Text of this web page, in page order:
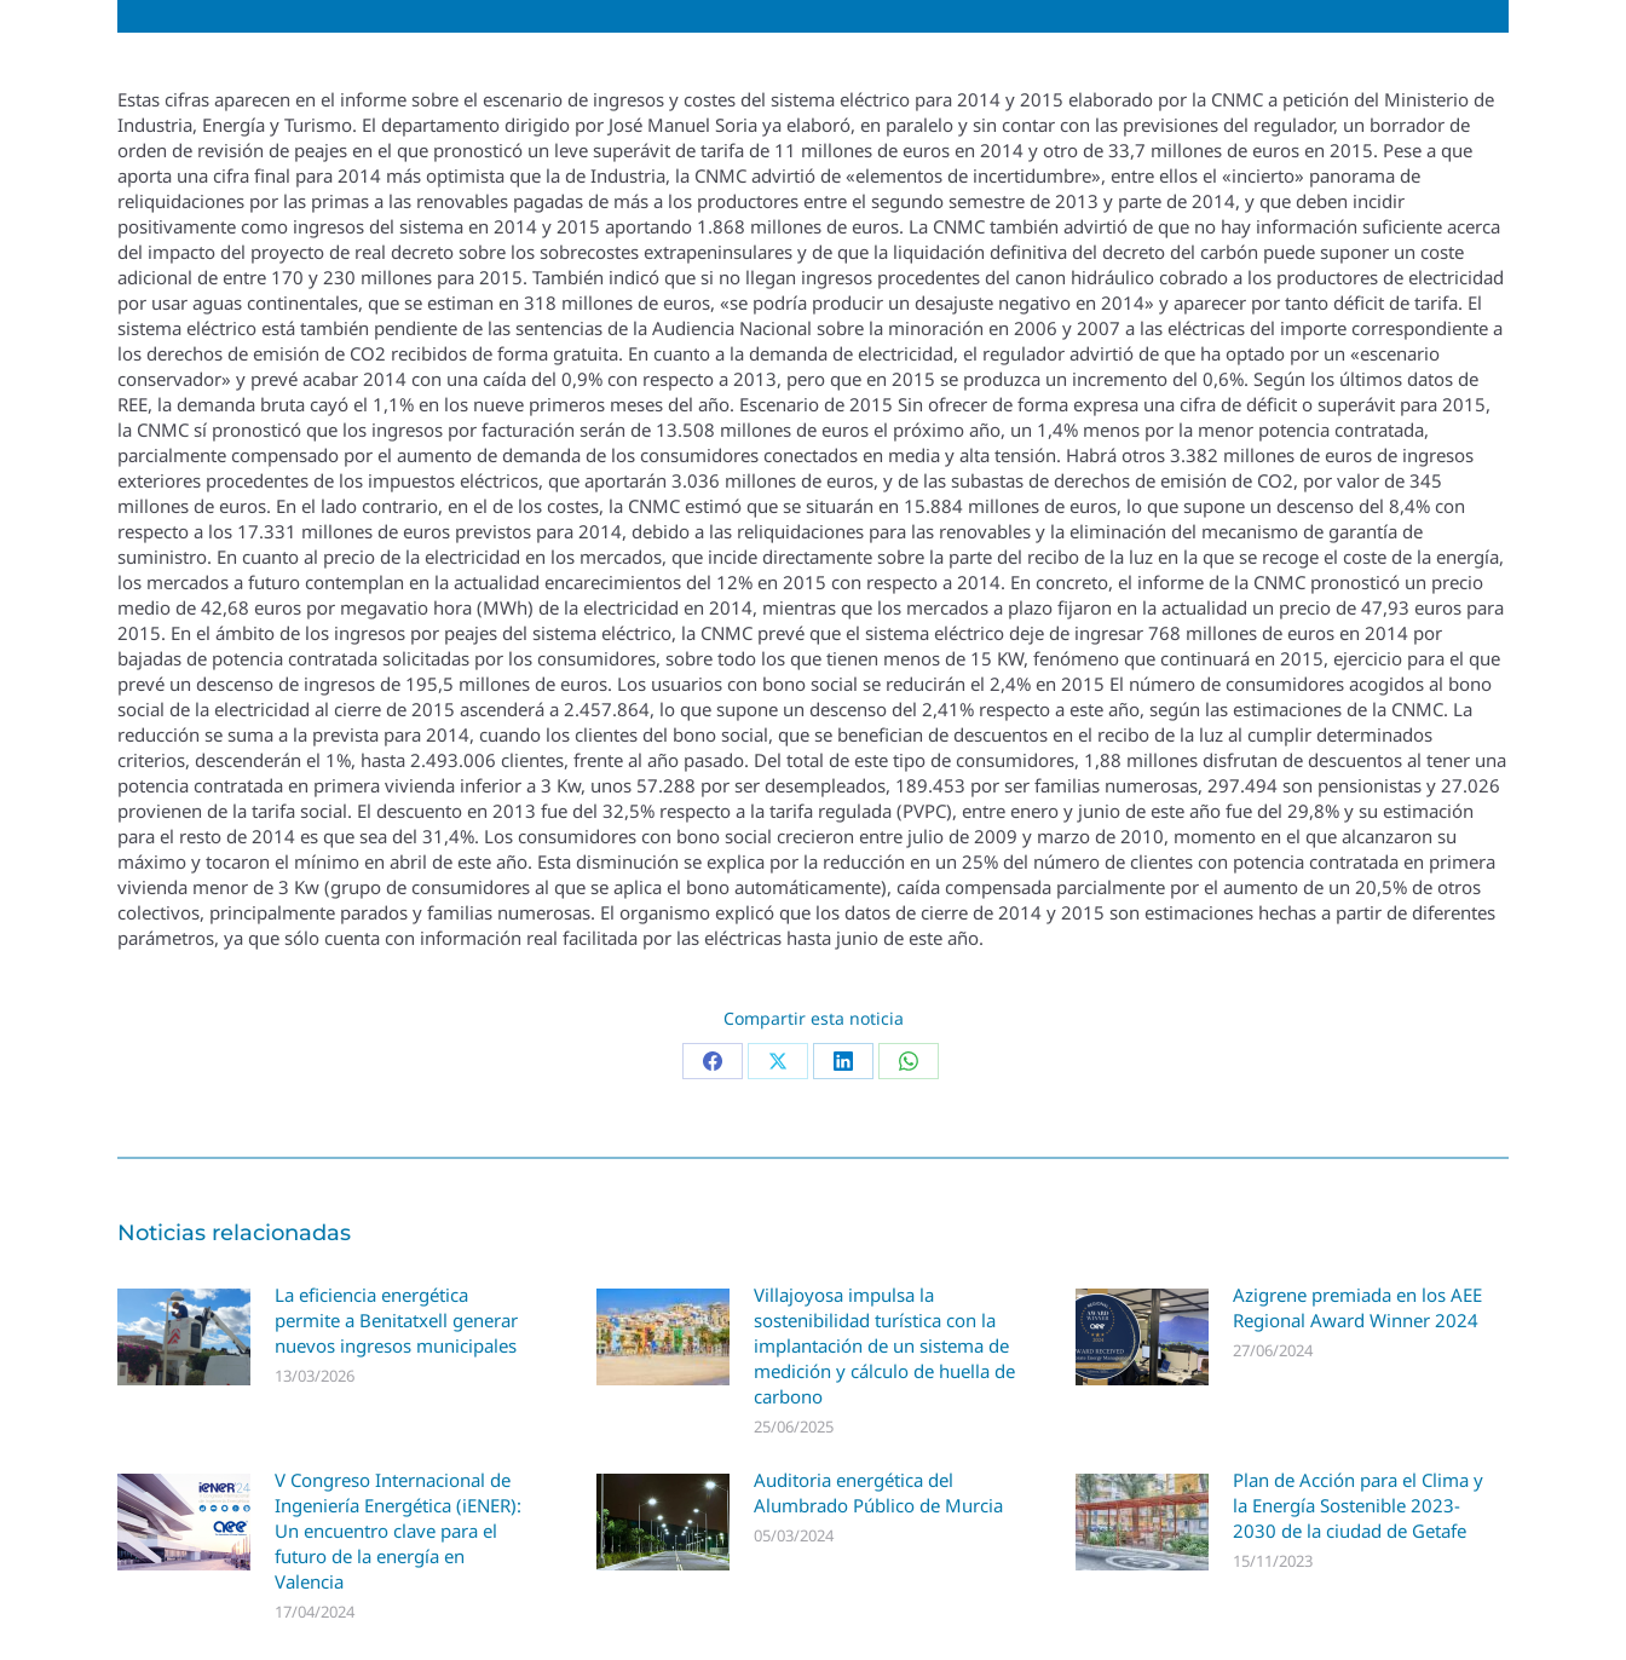
Estas cifras aparecen en el informe sobre el escenario de ingresos y costes del sistema eléctrico para 2014 y 2015 elaborado por la CNMC a petición del Ministerio de
Industria, Energí­a y Turismo. El departamento dirigido por José Manuel Soria ya elaboró, en paralelo y sin contar con las previsiones del regulador, un borrador de
orden de revisión de peajes en el que pronosticó un leve superávit de tarifa de 11 millones de euros en 2014 y otro de 33,7 millones de euros en 2015. Pese a que
aporta una cifra final para 2014 más optimista que la de Industria, la CNMC advirtió de «elementos de incertidumbre», entre ellos el «incierto» panorama de
reliquidaciones por las primas a las renovables pagadas de más a los productores entre el segundo semestre de 2013 y parte de 2014, y que deben incidir
positivamente como ingresos del sistema en 2014 y 2015 aportando 1.868 millones de euros. La CNMC también advirtió de que no hay información suficiente acerca
del impacto del proyecto de real decreto sobre los sobrecostes extrapeninsulares y de que la liquidación definitiva del decreto del carbón puede suponer un coste
adicional de entre 170 y 230 millones para 2015. También indicó que si no llegan ingresos procedentes del canon hidráulico cobrado a los productores de electricidad
por usar aguas continentales, que se estiman en 318 millones de euros, «se podrí­a producir un desajuste negativo en 2014» y aparecer por tanto déficit de tarifa. El
sistema eléctrico está también pendiente de las sentencias de la Audiencia Nacional sobre la minoración en 2006 y 2007 a las eléctricas del importe correspondiente a
los derechos de emisión de CO2 recibidos de forma gratuita. En cuanto a la demanda de electricidad, el regulador advirtió de que ha optado por un «escenario
conservador» y prevé acabar 2014 con una caí­da del 0,9% con respecto a 2013, pero que en 2015 se produzca un incremento del 0,6%. Según los últimos datos de
REE, la demanda bruta cayó el 1,1% en los nueve primeros meses del año. Escenario de 2015 Sin ofrecer de forma expresa una cifra de déficit o superávit para 2015,
la CNMC sí­ pronosticó que los ingresos por facturación serán de 13.508 millones de euros el próximo año, un 1,4% menos por la menor potencia contratada,
parcialmente compensado por el aumento de demanda de los consumidores conectados en media y alta tensión. Habrá otros 3.382 millones de euros de ingresos
exteriores procedentes de los impuestos eléctricos, que aportarán 3.036 millones de euros, y de las subastas de derechos de emisión de CO2, por valor de 345
millones de euros. En el lado contrario, en el de los costes, la CNMC estimó que se situarán en 15.884 millones de euros, lo que supone un descenso del 8,4% con
respecto a los 17.331 millones de euros previstos para 2014, debido a las reliquidaciones para las renovables y la eliminación del mecanismo de garantí­a de
suministro. En cuanto al precio de la electricidad en los mercados, que incide directamente sobre la parte del recibo de la luz en la que se recoge el coste de la energí­a,
los mercados a futuro contemplan en la actualidad encarecimientos del 12% en 2015 con respecto a 2014. En concreto, el informe de la CNMC pronosticó un precio
medio de 42,68 euros por megavatio hora (MWh) de la electricidad en 2014, mientras que los mercados a plazo fijaron en la actualidad un precio de 47,93 euros para
2015. En el ámbito de los ingresos por peajes del sistema eléctrico, la CNMC prevé que el sistema eléctrico deje de ingresar 768 millones de euros en 2014 por
bajadas de potencia contratada solicitadas por los consumidores, sobre todo los que tienen menos de 15 KW, fenómeno que continuará en 2015, ejercicio para el que
prevé un descenso de ingresos de 195,5 millones de euros. Los usuarios con bono social se reducirán el 2,4% en 2015 El número de consumidores acogidos al bono
social de la electricidad al cierre de 2015 ascenderá a 2.457.864, lo que supone un descenso del 2,41% respecto a este año, según las estimaciones de la CNMC. La
reducción se suma a la prevista para 2014, cuando los clientes del bono social, que se benefician de descuentos en el recibo de la luz al cumplir determinados
criterios, descenderán el 1%, hasta 2.493.006 clientes, frente al año pasado. Del total de este tipo de consumidores, 1,88 millones disfrutan de descuentos al tener una
potencia contratada en primera vivienda inferior a 3 Kw, unos 57.288 por ser desempleados, 189.453 por ser familias numerosas, 297.494 son pensionistas y 27.026
provienen de la tarifa social. El descuento en 2013 fue del 32,5% respecto a la tarifa regulada (PVPC), entre enero y junio de este año fue del 29,8% y su estimación
para el resto de 2014 es que sea del 31,4%. Los consumidores con bono social crecieron entre julio de 2009 y marzo de 2010, momento en el que alcanzaron su
máximo y tocaron el mí­nimo en abril de este año. Esta disminución se explica por la reducción en un 25% del número de clientes con potencia contratada en primera
vivienda menor de 3 Kw (grupo de consumidores al que se aplica el bono automáticamente), caí­da compensada parcialmente por el aumento de un 20,5% de otros
colectivos, principalmente parados y familias numerosas. El organismo explicó que los datos de cierre de 2014 y 2015 son estimaciones hechas a partir de diferentes
parámetros, ya que sólo cuenta con información real facilitada por las eléctricas hasta junio de este año.
Compartir esta noticia
Noticias relacionadas
La eficiencia energética
permite a Benitatxell generar
nuevos ingresos municipales
13/03/2026
Villajoyosa impulsa la
sostenibilidad turística con la
implantación de un sistema de
medición y cálculo de huella de
carbono
25/06/2025
Azigrene premiada en los AEE
Regional Award Winner 2024
27/06/2024
V Congreso Internacional de
Ingeniería Energética (iENER):
Un encuentro clave para el
futuro de la energía en
Valencia
17/04/2024
Auditoria energética del
Alumbrado Público de Murcia
05/03/2024
Plan de Acción para el Clima y
la Energía Sostenible 2023-
2030 de la ciudad de Getafe
15/11/2023